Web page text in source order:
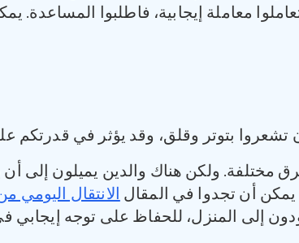
معاملة إيجابية، فاطلبوا المساعدة.
بتوتر وقلق، وقد يؤثر في قدرتكم
مختلفة. ولكن هناك والدين يميلون إلى أن
يمكن أن تجدوا في المقال الانتقال اليومي
إلى المنزل، للحفاظ على توجه إيجابي